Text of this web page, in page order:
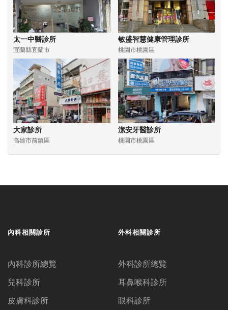
太一中醫診所
宜蘭縣宜蘭市
敏盛智慧健康管理診所
桃園市桃園區
大家診所
高雄市前鎮區
潔安牙醫診所
桃園市桃園區
內科相關診所
內科診所總覽
兒科診所
皮膚科診所
外科相關診所
外科診所總覽
耳鼻喉科診所
眼科診所